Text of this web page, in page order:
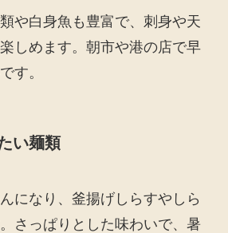
や白身魚も豊富で、刺身や天
しめます。朝市や港の店で早
す。
い麺類
になり、釜揚げしらすやしら
さっぱりとした味わいで、暑